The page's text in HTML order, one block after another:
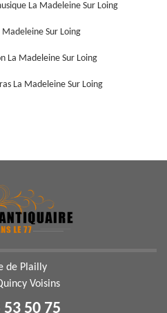
La Madeleine Sur Loing
Sur Loing
La Madeleine Sur Loing
La Madeleine Sur Loing
de Plailly
Voisins
53 50 75